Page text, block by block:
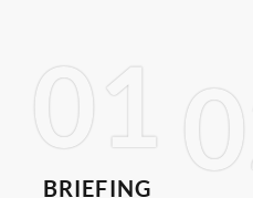
01
BRIEFING